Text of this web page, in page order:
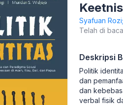
Papua
Syafuan
Telah di
Deskripsi
Politik
dan
dan
verbal fisik